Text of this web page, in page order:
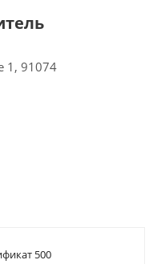
1, 91074
500